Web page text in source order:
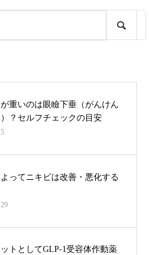
が重いのは眼瞼下垂（がんけん
？セルフチェックの目安
ってニキビは改善・悪化する
トとしてGLP-1受容体作動薬